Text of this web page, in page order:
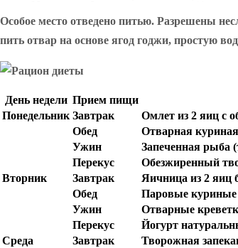
Особое место отведено питью. Разрешены
пить отвар на основе ягод годжи, простую
День недели Прием пищи
Понедельник Завтрак
Омлет из 2 яиц с
Обед
Отварная
Ужин
Запеченная рыба
Перекус
Обезжиренный
Вторник
Завтрак
Яичница из 2 яиц
Обед
Паровые куриные
Ужин
Отварные
Перекус
Йогурт
Среда
Завтрак
Творожная